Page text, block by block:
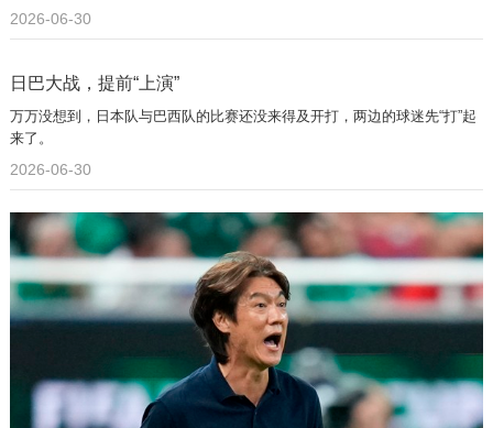
后才算真正开始。
2026-06-30
日巴大战，提前“上演”
万万没想到，日本队与巴西队的比赛还没来得及开打，两边的球迷先“打”起
来了。
2026-06-30